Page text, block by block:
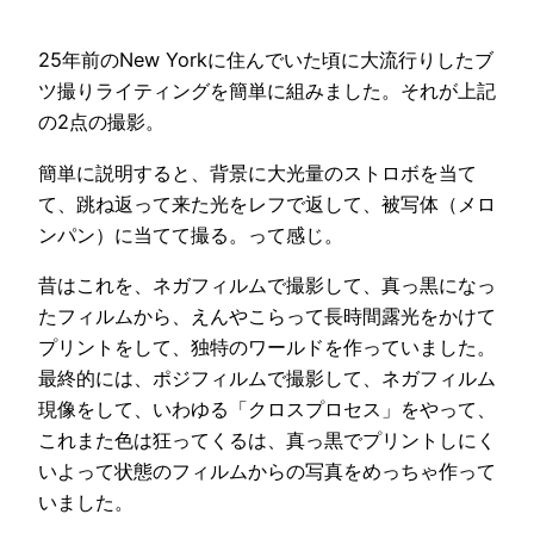
25年前のNew Yorkに住んでいた頃に大流行りしたブ
ツ撮りライティングを簡単に組みました。それが上記
の2点の撮影。
簡単に説明すると、背景に大光量のストロボを当て
て、跳ね返って来た光をレフで返して、被写体（メロ
ンパン）に当てて撮る。って感じ。
昔はこれを、ネガフィルムで撮影して、真っ黒になっ
たフィルムから、えんやこらって長時間露光をかけて
プリントをして、独特のワールドを作っていました。
最終的には、ポジフィルムで撮影して、ネガフィルム
現像をして、いわゆる「クロスプロセス」をやって、
これまた色は狂ってくるは、真っ黒でプリントしにく
いよって状態のフィルムからの写真をめっちゃ作って
いました。